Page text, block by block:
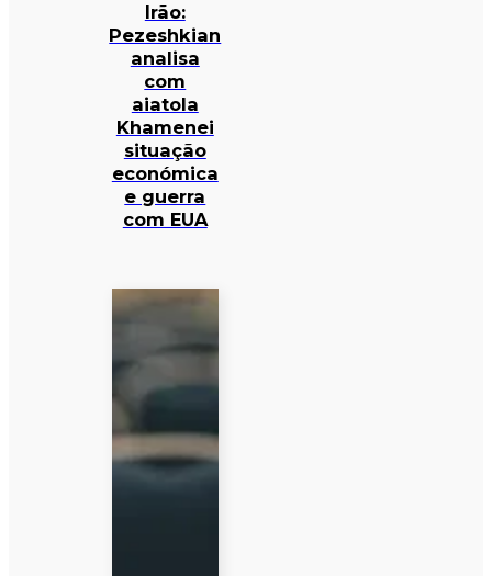
Irão:
Pezeshkian
analisa
com
aiatola
Khamenei
situação
económica
e guerra
com EUA